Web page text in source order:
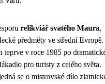
relikviář svatého Maura,
předměty ve střední Evropě.
v roce 1985 po
pro turisty z celého světa.
se o mistrovské dílo